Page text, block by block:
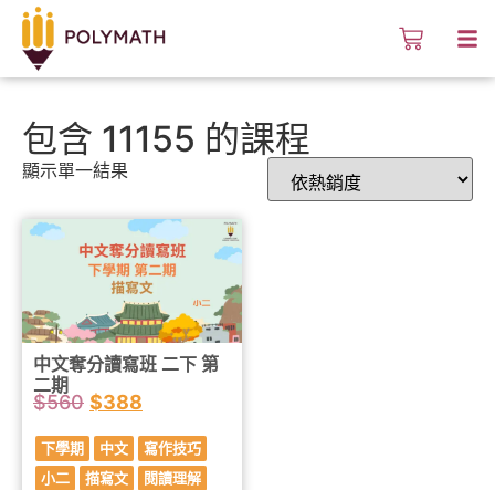
包含 11155 的課程
顯示單一結果
中文奪分讀寫班 二下 第
二期
$560 $388
下學期 中文
寫作技巧
小二
描寫文 閱讀理解